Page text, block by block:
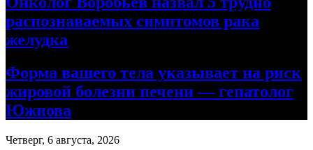
распознаваемых симптомов рака
желудка
Форма вашего тела указывает на риск
жировой болезни печени — гепатолог
Южнова
Четверг, 6 августа, 2026